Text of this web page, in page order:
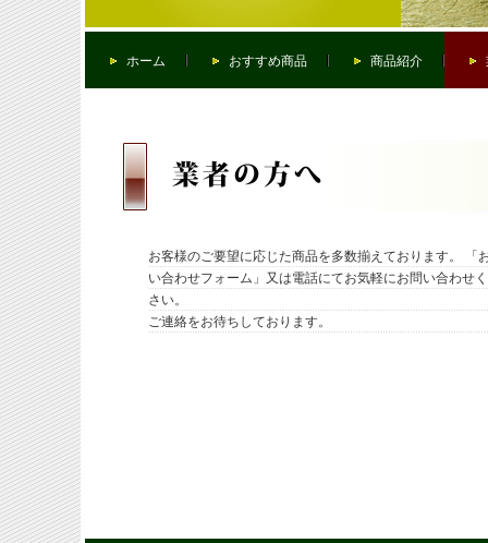
ホーム おすすめ商品 商品紹介
お客様のご要望に応じた商品を多数揃えております。 「
い合わせフォーム」又は電話にてお気軽にお問い合わせ
さい。
ご連絡をお待ちしております。